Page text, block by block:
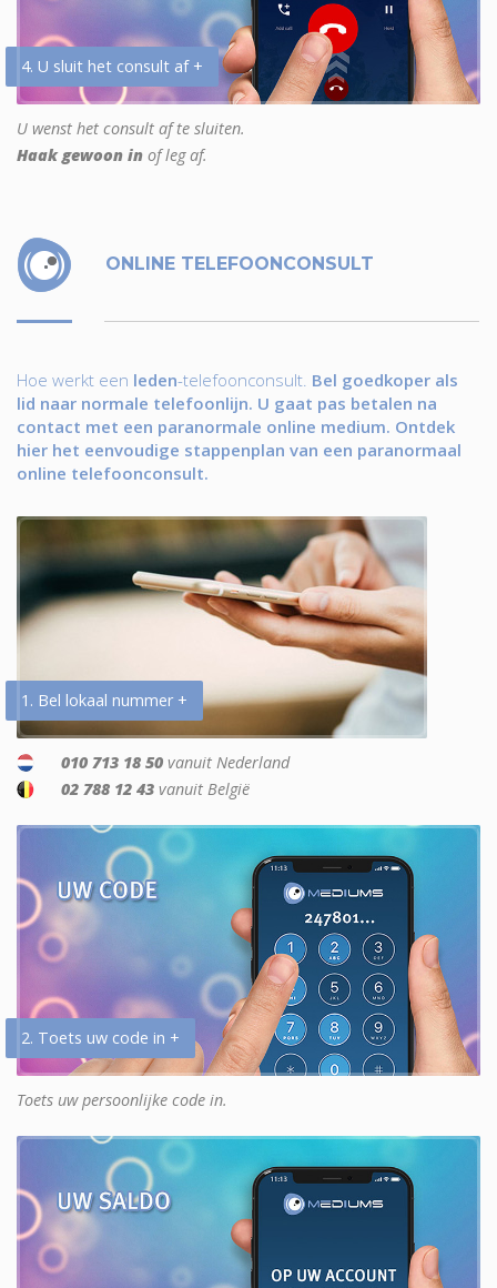
4. U sluit het consult af +
U wenst het consult af te sluiten.
Haak gewoon in of leg af.
ONLINE TELEFOONCONSULT
Hoe werkt een leden-telefoonconsult. Bel goedkoper als
lid naar normale telefoonlijn. U gaat pas betalen na
contact met een paranormale online medium. Ontdek
hier het eenvoudige stappenplan van een paranormaal
online telefoonconsult.
1. Bel lokaal nummer +
010 713 18 50 vanuit Nederland
02 788 12 43 vanuit België
2. Toets uw code in +
Toets uw persoonlijke code in.